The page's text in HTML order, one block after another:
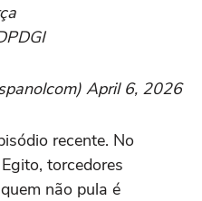
April 6, 2026
recente. No
torcedores
não pula é